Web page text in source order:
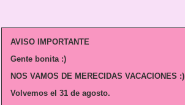
AVISO IMPORTANTE
Gente bonita :)
NOS VAMOS DE MERECIDAS VACACIONES :)
Volvemos el 31 de agosto.